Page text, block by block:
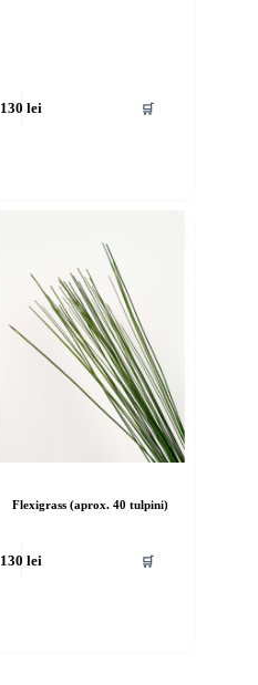
130lei 🛒
Flexigrass (aprox. 40 tulpini)
130lei 🛒